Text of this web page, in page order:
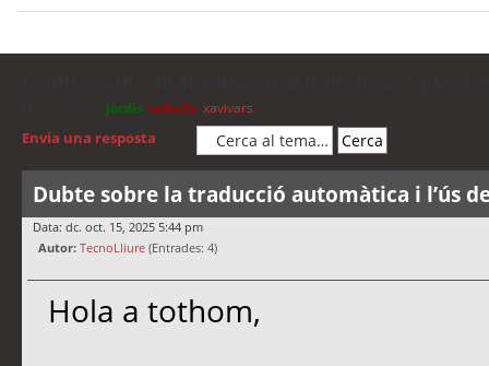
jordis cubells xavivars
Envia una resposta
Dubte sobre la traducció automàtica i l’ús
Data: dc. oct. 15, 2025 5:44 pm
Autor: TecnoLliure (Entrades: 4)
Hola a tothom,